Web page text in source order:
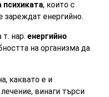
психиката, които с
зареждат енергийно.
т. нар.енергийно
на организма да
каквато е и
винаги търси